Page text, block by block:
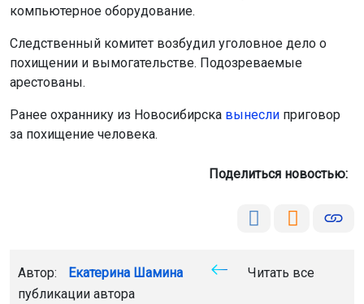
компьютерное оборудование.
Следственный комитет возбудил уголовное дело о
похищении и вымогательстве. Подозреваемые
арестованы.
Ранее охраннику из Новосибирска вынесли приговор
за похищение человека.
Поделиться новостью:
Автор: Екатерина Шамина
Читать все
публикации автора